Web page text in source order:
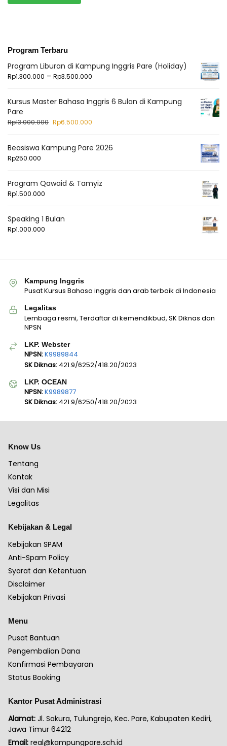
Program Terbaru
Program Liburan di Kampung Inggris Pare (Holiday)
Rp1.300.000 – Rp3.500.000
Kursus Master Bahasa Inggris 6 Bulan di Kampung
Pare
Rp13.000.000 Rp6.500.000
Beasiswa Kampung Pare 2026
Rp250.000
Program Qawaid & Tamyiz
Rp1.500.000
Speaking 1 Bulan
Rp1.000.000
Kampung Inggris
Pusat Kursus Bahasa inggris dan arab terbaik di Indonesia
Legalitas
Lembaga resmi, Terdaftar di kemendikbud, SK Diknas dan
NPSN
LKP. Webster
NPSN:K9989844
SK Diknas: 421.9/6252/418.20/2023
LKP. OCEAN
NPSN:K9989877
SK Diknas: 421.9/6250/418.20/2023
Know Us
Tentang
Kontak
Visi dan Misi
Legalitas
Kebijakan & Legal
Kebijakan SPAM
Anti-Spam Policy
Syarat dan Ketentuan
Disclaimer
Kebijakan Privasi
Menu
Pusat Bantuan
Pengembalian Dana
Konfirmasi Pembayaran
Status Booking
Kantor Pusat Administrasi
Alamat: Jl. Sakura, Tulungrejo, Kec. Pare, Kabupaten Kediri,
Jawa Timur 64212
Email: real@kampungpare.sch.id